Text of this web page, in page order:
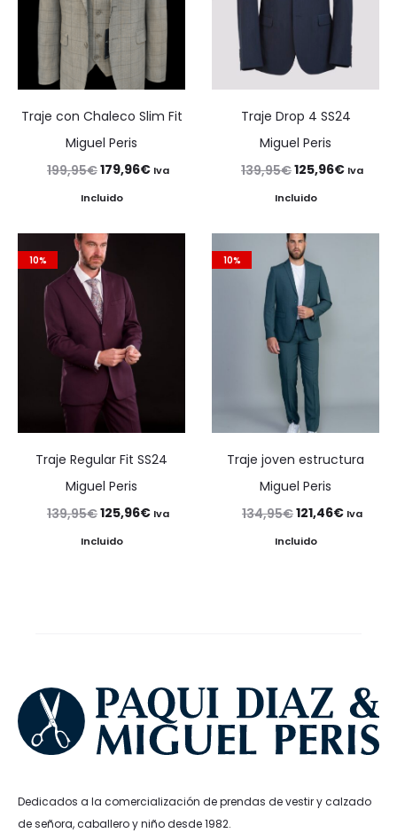
Traje con Chaleco Slim Fit
Miguel Peris
199,95€El
precio
era:
199,95€.
179,96€ElIva
Incluido
Traje Drop 4 SS24
Miguel Peris
139,95€El
precio
era:
139,95€.
125,96€ElIva
Incluido
10%
Traje Regular Fit SS24
Miguel Peris
139,95€El
precio
125,96€ElIva
Incluido
10%
Traje joven estructura
Miguel Peris
134,95€El
precio
121,46€ElIva
Incluido
Dedicados a la comercialización de prendas de vestir y calzado
de señora, caballero y niño desde 1982.